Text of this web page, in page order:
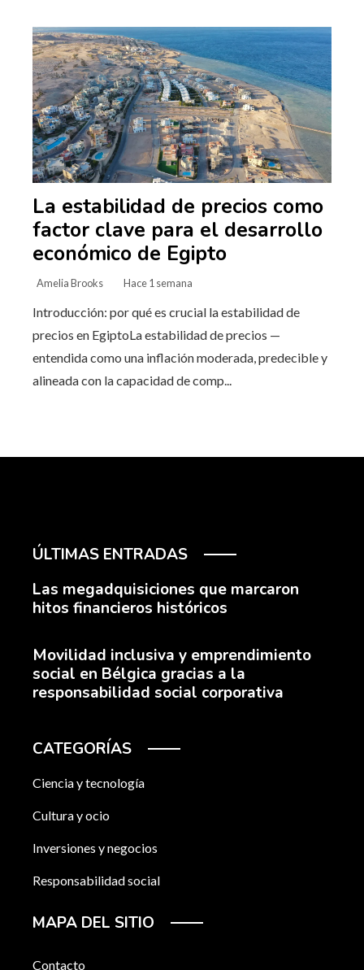
La estabilidad de precios como
factor clave para el desarrollo
económico de Egipto
Amelia Brooks Hace 1 semana
Introducción: por qué es crucial la estabilidad de
precios en EgiptoLa estabilidad de precios —
entendida como una inflación moderada, predecible y
alineada con la capacidad de comp...
ÚLTIMAS ENTRADAS
Las megadquisiciones que marcaron
hitos financieros históricos
Movilidad inclusiva y emprendimiento
social en Bélgica gracias a la
responsabilidad social corporativa
CATEGORÍAS
Ciencia y tecnología
Cultura y ocio
Inversiones y negocios
Responsabilidad social
MAPA DEL SITIO
Contacto